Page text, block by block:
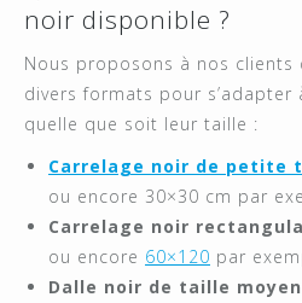
noir disponible ?
Nous proposons à nos clients
divers formats pour s’adapter
quelle que soit leur taille :
Carrelage noir de petite
ou encore 30×30 cm par
Carrelage noir
ou encore 60×120 par
Dalle noir de taille